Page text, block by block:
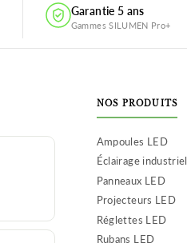
Garantie 5 ans
Gammes SILUMEN Pro+
NOS PRODUITS
Ampoules LED
Éclairage industriel
Panneaux LED
Projecteurs LED
Réglettes LED
Rubans LED